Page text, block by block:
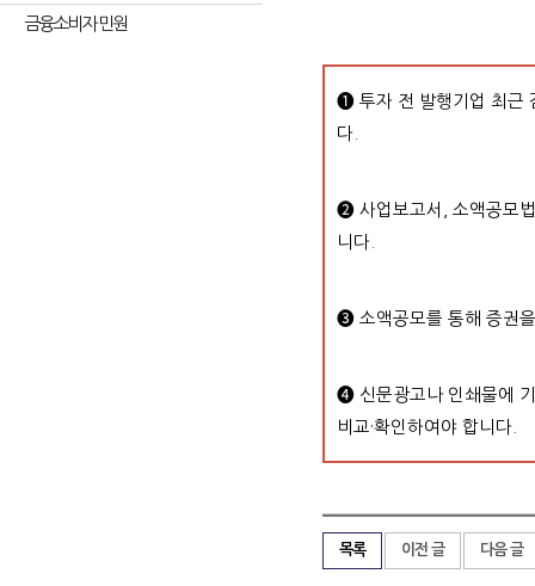
금융소비자 민원
➊ 투자 전 발행기업 최근
다.
➋ 사업보고서, 소액공모
니다.
➌ 소액공모를 통해 증권
➍ 신문광고나 인쇄물에
비교·확인하여야 합니다.
목록 이전 글 다음 글